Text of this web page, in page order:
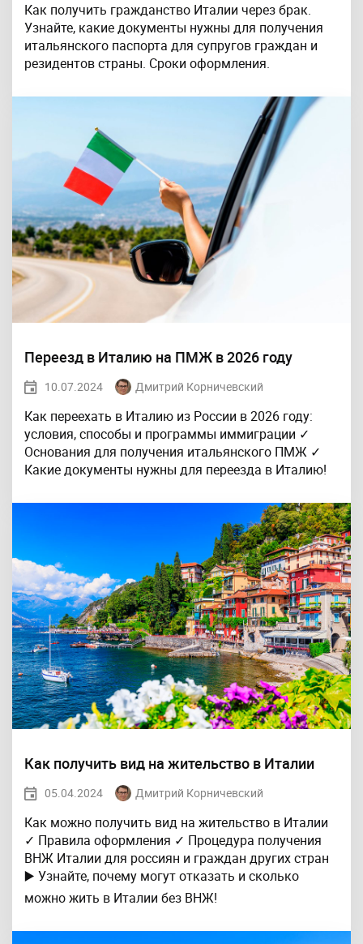
Как получить гражданство Италии через брак.
Узнайте, какие документы нужны для получения
итальянского паспорта для супругов граждан и
резидентов страны. Сроки оформления.
Переезд в Италию на ПМЖ в 2026 году
10.07.2024 Дмитрий Корничевский
Как переехать в Италию из России в 2026 году:
условия, способы и программы иммиграции ✓
Основания для получения итальянского ПМЖ ✓
Какие документы нужны для переезда в Италию!
Как получить вид на жительство в Италии
05.04.2024 Дмитрий Корничевский
Как можно получить вид на жительство в Италии
✓ Правила оформления ✓ Процедура получения
ВНЖ Италии для россиян и граждан других стран
▶️ Узнайте, почему могут отказать и сколько
можно жить в Италии без ВНЖ!